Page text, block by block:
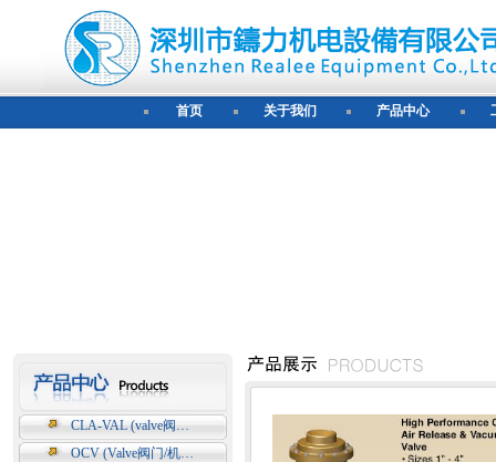
首页 关于我们 产品中心
CLA-VAL (valve阀…
OCV (Valve阀门/机…